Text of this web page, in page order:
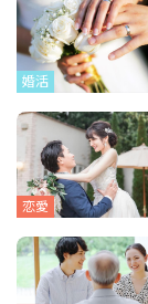
婚活
恋愛